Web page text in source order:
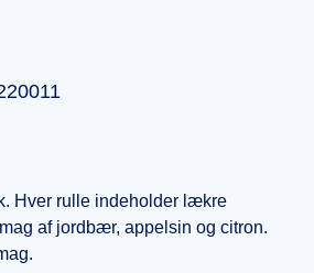
Hver rulle indeholder lækre
af jordbær, appelsin og citron.